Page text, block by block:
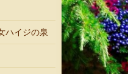
ハイジの泉